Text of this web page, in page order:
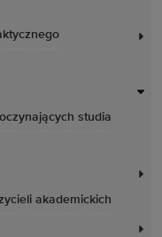
studia
akademickich